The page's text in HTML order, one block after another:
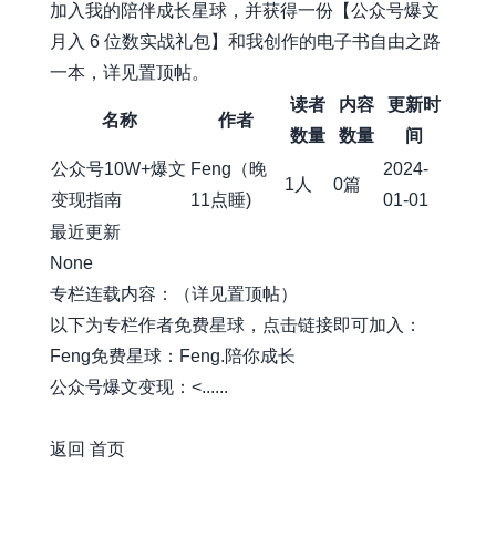
加入我的陪伴成长星球，并获得一份【公众号爆文
月入 6 位数实战礼包】和我创作的电子书自由之路
一本，详见置顶帖。
名称 作者
读者
数量
内容
数量
更新时
间
公众号10W+爆文
变现指南
Feng（晚
11点睡)
1人 0篇
2024-
01-01
最近更新
None
专栏连载内容：（详见置顶帖）
以下为专栏作者免费星球，点击链接即可加入：
Feng免费星球：Feng.陪你成长
公众号爆文变现：<......
返回 首页